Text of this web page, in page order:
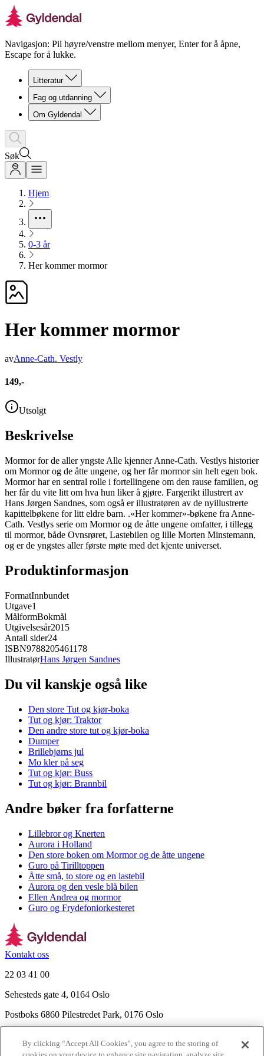
Navigasjon: Pil høyre/venstre mellom menyer, Enter for å åpne,
Escape for å lukke.
Litteratur
Fag og utdanning
Om Gyldendal
Søk
Hjem
0-3 år
Her kommer mormor
Her kommer mormor
avAnne-Cath. Vestly
149,-
Utsolgt
Beskrivelse
Mormor for de aller yngste Alle kjenner Anne-Cath. Vestlys historier
om Mormor og de åtte ungene, og her får mormor sin helt egen bok.
Mormor har en sentral rolle i fortellingene om den rause familien, og
her får du vite litt om hva hun liker å gjøre. Fargerikt illustrert av
Hans Jørgen Sandnes, som også er illustratøren av de nyillustrerte
kapittelbøkene for litt eldre barn. .«Her kommer»-bøkene fra Anne-
Cath. Vestlys serie om Mormor og de åtte ungene omfatter, i tillegg
til mormor, både Ovnsrøret, Lastebilen og lille Morten Minstemann,
og er de yngstes aller første møte med det kjente universet.
Produktinformasjon
FormatInnbundet
Utgave1
MålformBokmål
Utgivelsesår2015
Antall sider24
ISBN9788205461178
IllustratørHans Jørgen Sandnes
Du vil kanskje også like
Den store Tut og kjør-boka
Tut og kjør: Traktor
Den andre store tut og kjør-boka
Dumper
Brillebjørns jul
Mo kler på seg
Tut og kjør: Buss
Tut og kjør: Brannbil
Andre bøker fra forfatterne
Lillebror og Knerten
Aurora i Holland
Den store boken om Mormor og de åtte ungene
Guro på Tirilltoppen
Åtte små, to store og en lastebil
Aurora og den vesle blå bilen
Ellen Andrea og mormor
Guro og Frydefoniorkesteret
Kontakt oss
22 03 41 00
Sehesteds gate 4, 0164 Oslo
Postboks 6860 Pilestredet Park, 0176 Oslo
By clicking “Accept All Cookies”, you agree to the storing of